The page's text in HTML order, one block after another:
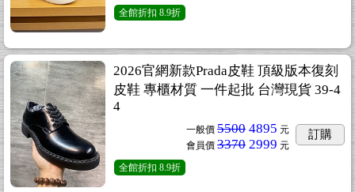
全館折扣 8.9折
2026官網新款Prada皮鞋 頂級版本復刻
皮鞋 專櫃材質 一件起批 台灣現貨 39-4
4
一般價 5500 4895 元
會員價 3370 2999 元
訂購
全館折扣 8.9折